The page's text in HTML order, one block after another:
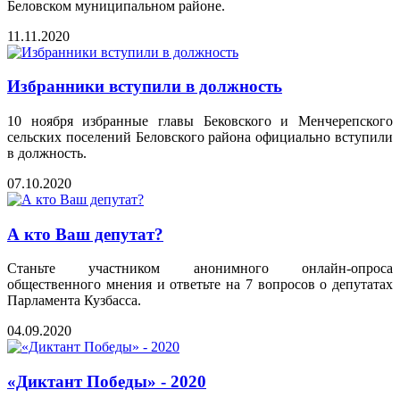
Беловском муниципальном районе.
11.11.2020
Избранники вступили в должность
10 ноября избранные главы Бековского и Менчерепского
сельских поселений Беловского района официально вступили
в должность.
07.10.2020
А кто Ваш депутат?
Станьте участником анонимного онлайн-опроса
общественного мнения и ответьте на 7 вопросов о депутатах
Парламента Кузбасса.
04.09.2020
«Диктант Победы» - 2020